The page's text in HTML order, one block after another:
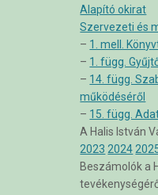
Alapító okirat
Szervezeti és
– 1. mell.
– 1. függ.
– 14. függ.
működéséről
– 15. függ.
A Halis István
2023 2024
Beszámolók a